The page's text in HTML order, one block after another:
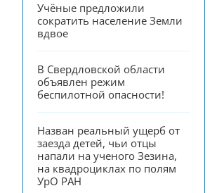
Учёные предложили
сократить население Земли
вдвое
В Свердловской области
объявлен режим
беспилотной опасности!
Назван реальный ущерб от
заезда детей, чьи отцы
напали на ученого Зезина,
на квадроциклах по полям
УрО РАН